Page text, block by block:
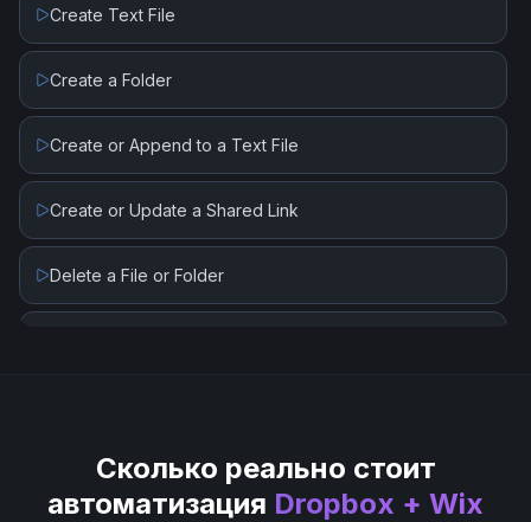
Create Text File
Create a Folder
Create or Append to a Text File
Create or Update a Shared Link
Delete a File or Folder
Move a File or Folder
Сколько реально стоит
автоматизация Dropbox + Wix